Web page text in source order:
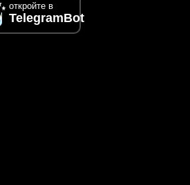
откройте в
TelegramBot